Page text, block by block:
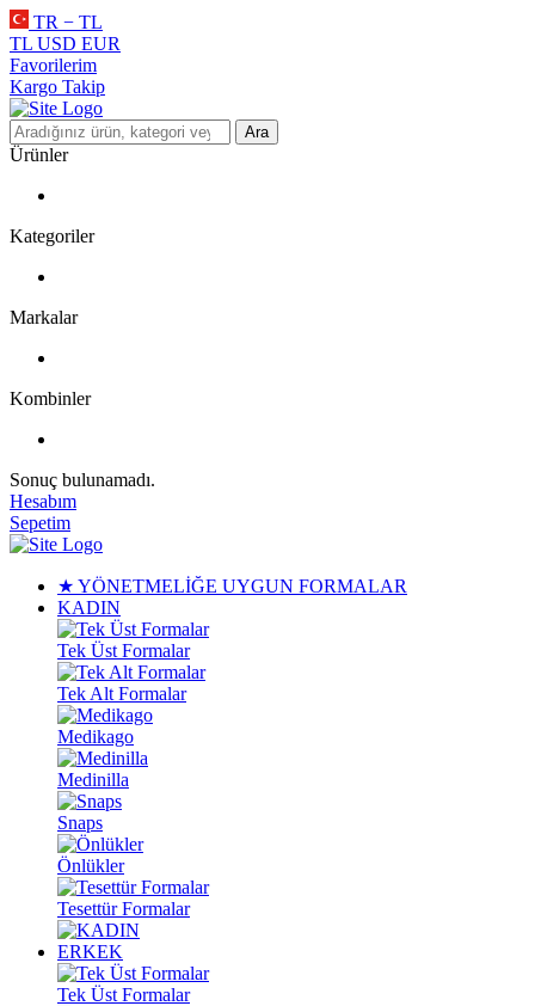
TR − TL
TL USD EUR
Favorilerim
Kargo Takip
Ara
Ürünler
Kategoriler
Markalar
Kombinler
Sonuç bulunamadı.
Hesabım
Sepetim
★ YÖNETMELİĞE UYGUN FORMALAR
KADIN
Tek Üst Formalar
Tek Alt Formalar
Medikago
Medinilla
Snaps
Önlükler
Tesettür Formalar
ERKEK
Tek Üst Formalar